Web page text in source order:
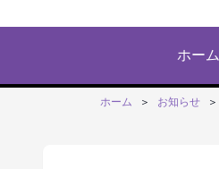
ホーム
ホーム ＞ お知らせ ＞